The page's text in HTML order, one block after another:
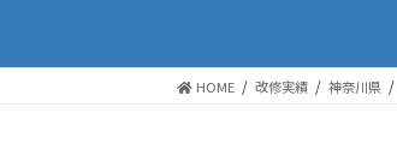
HOME 改修実績 神奈川県